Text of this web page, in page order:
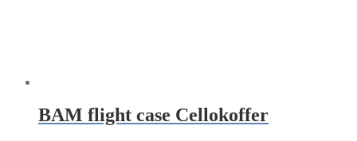
BAM flight case Cellokoffer